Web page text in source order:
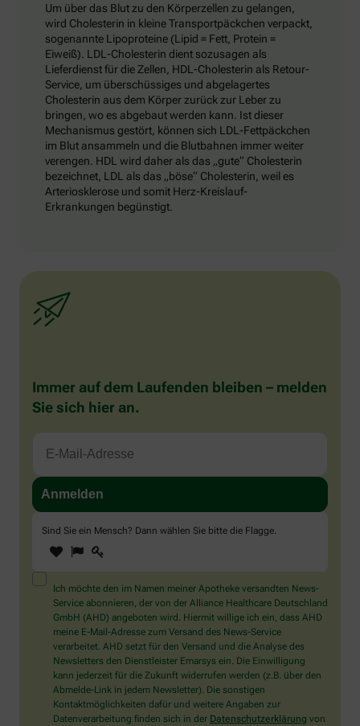
Um über das Blut zu den Körperzellen zu gelangen,
wird Cholesterin in kleine Transportpäckchen verpackt,
sogenannte Lipoproteine (Lipid = Fett, Protein =
Eiweiß). LDL-Cholesterin dient sozusagen als
Lieferdienst für die Zellen, HDL-Cholesterin als Retour-
Service, um überschüssiges und abgelagertes
Cholesterin aus dem Körper zurück zur Leber zu
bringen, wo es abgebaut werden kann. Ist dieser
Mechanismus gestört, können sich LDL-Fettpäckchen
im Blut ansammeln und die Blutbahnen immer weiter
verengen. HDL wird daher als das „gute“ Cholesterin
bezeichnet, LDL als das „böse“ Cholesterin, weil es
Arteriosklerose und somit Herz-Kreislauf-
Erkrankungen begünstigt.
Immer auf dem Laufenden bleiben – melden
Sie sich hier an.
Sind Sie ein Mensch? Dann wählen Sie bitte die Flagge.
Sind
Sie
ein
Mensch?
Dann
wählen
Sie
bitte
die
Flagge.
1 2
Ich möchte den im Namen meiner Apotheke versandten News-
Service abonnieren, der von der Alliance Healthcare Deutschland
GmbH (AHD) angeboten wird. Hiermit willige ich ein, dass AHD
meine E-Mail-Adresse zum Versand des News-Service
verarbeitet. AHD setzt für den Versand und die Analyse des
Newsletters den Dienstleister Emarsys ein. Die Einwilligung
kann jederzeit für die Zukunft widerrufen werden (z.B. über den
Abmelde-Link in jedem Newsletter). Die sonstigen
Kontaktmöglichkeiten dafür und weitere Angaben zur
Datenverarbeitung finden sich in der Datenschutzerklärung von